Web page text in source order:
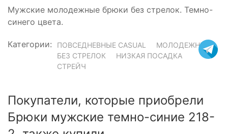
Мужские молодежные брюки без стрелок. Темно-
синего цвета.
Категории: ПОВСЕДНЕВНЫЕ CASUAL
МОЛОДЕЖНЫЕ
БЕЗ СТРЕЛОК
НИЗКАЯ ПОСАДКА
СТРЕЙЧ
Покупатели, которые приобрели
Брюки мужские темно-синие 218-